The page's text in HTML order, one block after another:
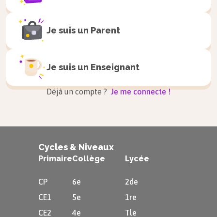
2 côtés qui se font face soient égaux.
Exemple
Tracer un carré sur un
Je suis un Parent
Je suis un Enseignant
Déjà un compte ? Je me connecte !
Cycles & Niveaux
Primaire
CP
CE1
CE2
Collège
6e
5e
4e
Lycée
2de
1re
Tle